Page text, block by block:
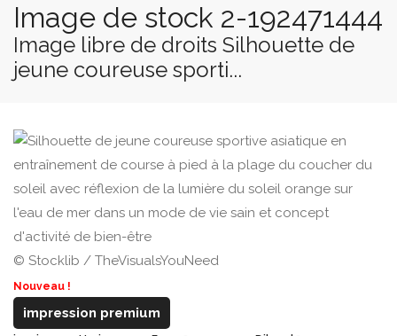
Image de stock 2-192471444
Image libre de droits Silhouette de
jeune coureuse sporti...
© Stocklib / TheVisualsYouNeed
Nouveau !
impression premium